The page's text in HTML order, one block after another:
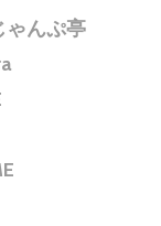
ゃんぷ亭